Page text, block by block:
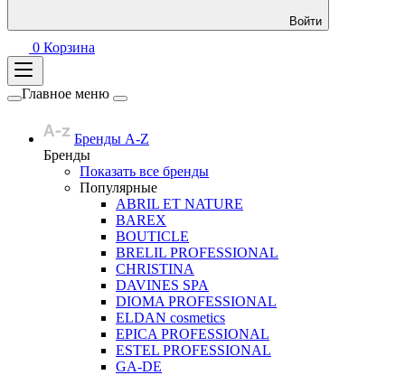
Войти
0 Корзина
Главное меню
Бренды A-Z
Бренды
Показать все бренды
Популярные
ABRIL ET NATURE
BAREX
BOUTICLE
BRELIL PROFESSIONAL
CHRISTINA
DAVINES SPA
DIOMA PROFESSIONAL
ELDAN cosmetics
EPICA PROFESSIONAL
ESTEL PROFESSIONAL
GA-DE